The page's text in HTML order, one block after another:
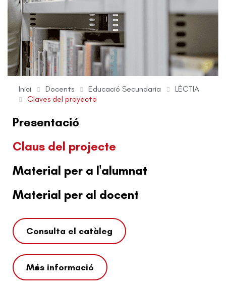
Inici Docents Educació Secundaria
LÈCTIA
Claves del proyecto
Presentació
Claus del projecte
Material per a l'alumnat
Material per al docent
Consulta el catàleg
Més informació